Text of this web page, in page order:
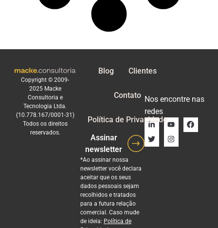
Copyright © 2009-
2025 Macke
Consultoria e
Tecnologia Ltda.
(10.778.167/0001-31)
Todos os direitos
reservados.
Blog Clientes
Contato
Política de Privacidade
Assinar
newsletter
*Ao assinar nossa
newsletter você declara
aceitar que os seus
dados pessoais sejam
recolhidos e tratados
para a futura relação
comercial. Caso mude
de ideia: Política de
Nos encontre nas
redes